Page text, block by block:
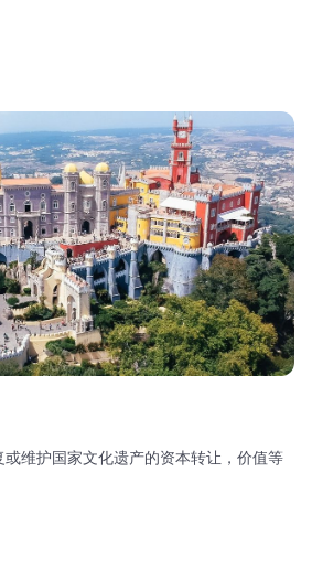
或维护国家文化遗产的资本转让，价值等